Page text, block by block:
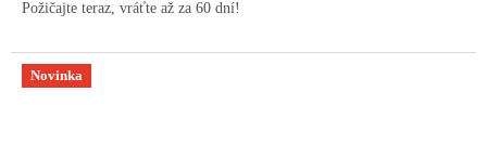
Požičajte teraz, vráťte až za 60 dní!
Novinka